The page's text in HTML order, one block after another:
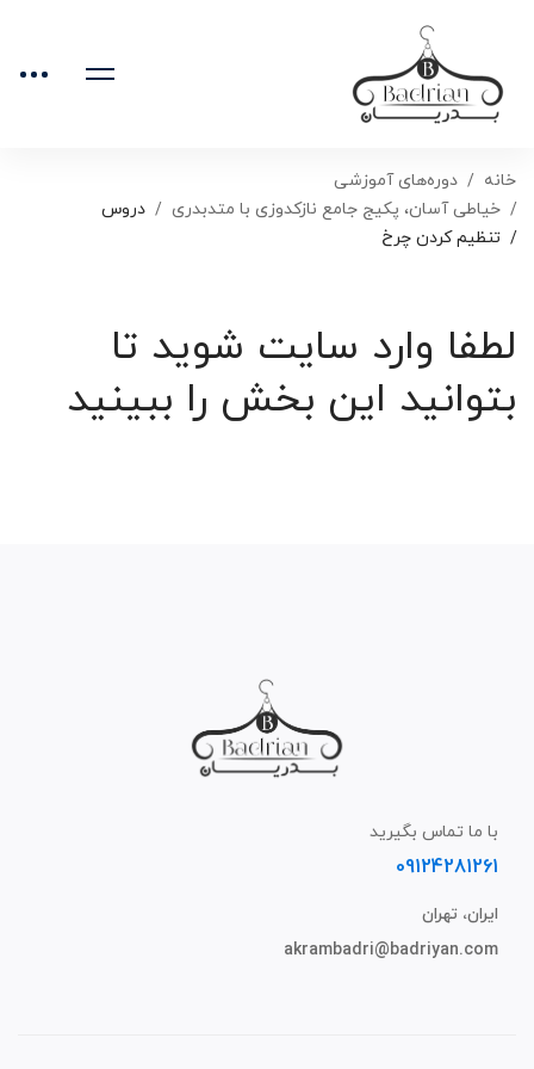
خانه
دوره‌های آموزشی
خیاطی آسان، پکیج جامع نازکدوزی با متدبدری
دروس
تنظیم کردن چرخ
لطفا وارد سایت شوید تا
بتوانید این بخش را ببینید
با ما تماس بگیرید
09124281261
ایران، تهران
akrambadri@badriyan.com